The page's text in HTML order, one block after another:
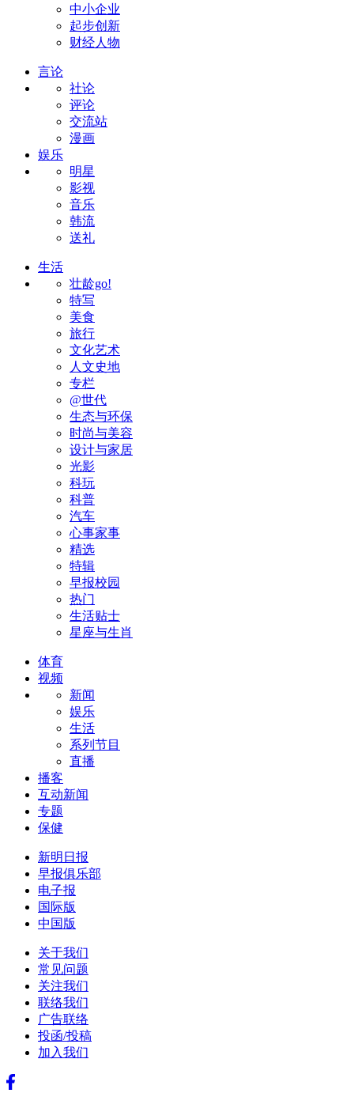
中小企业
起步创新
财经人物
言论
社论
评论
交流站
漫画
娱乐
明星
影视
音乐
韩流
送礼
生活
壮龄go!
特写
美食
旅行
文化艺术
人文史地
专栏
@世代
生态与环保
时尚与美容
设计与家居
光影
科玩
科普
汽车
心事家事
精选
特辑
早报校园
热门
生活贴士
星座与生肖
体育
视频
新闻
娱乐
生活
系列节目
直播
播客
互动新闻
专题
保健
新明日报
早报俱乐部
电子报
国际版
中国版
关于我们
常见问题
关注我们
联络我们
广告联络
投函/投稿
加入我们